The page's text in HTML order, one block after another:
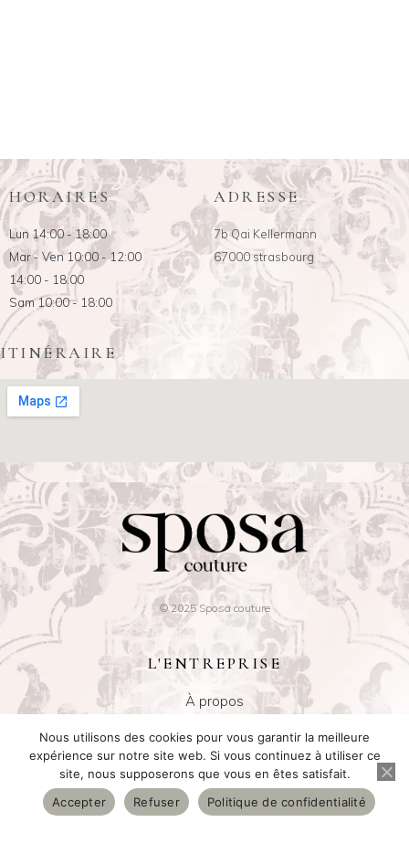
HORAIRES
Lun 14:00 - 18:00
Mar - Ven 10:00 - 12:00
14:00 - 18:00
Sam 10:00 - 18:00
ADRESSE
7b Qai Kellermann
67000 strasbourg
ITINÉRAIRE
© 2025 Sposa couture
L'ENTREPRISE
À propos
CENTRE D'AIDE
Nous contacter par mail
Nous utilisons des cookies pour vous garantir la meilleure
expérience sur notre site web. Si vous continuez à utiliser ce
site, nous supposerons que vous en êtes satisfait.
Accepter
Refuser Politique de confidentialité